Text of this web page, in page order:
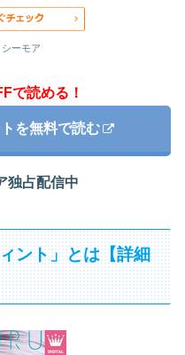
ーモア
で読める！
を無料で読む
独占配信中
ント」とは【詳細